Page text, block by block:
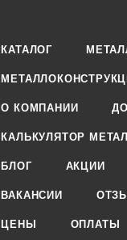
КАТАЛОГ
О КОМПАНИИ
КАЛЬКУЛЯТОР
БЛОГ АКЦИИ
ВАКАНСИИ
ЦЕНЫ ОПЛАТЫ